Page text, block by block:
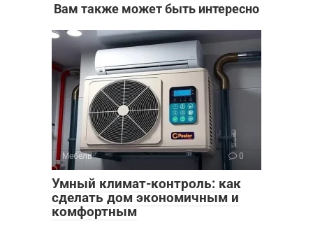
Вам также может быть интересно
Мебель 0
Умный климат-контроль: как
сделать дом экономичным и
комфортным